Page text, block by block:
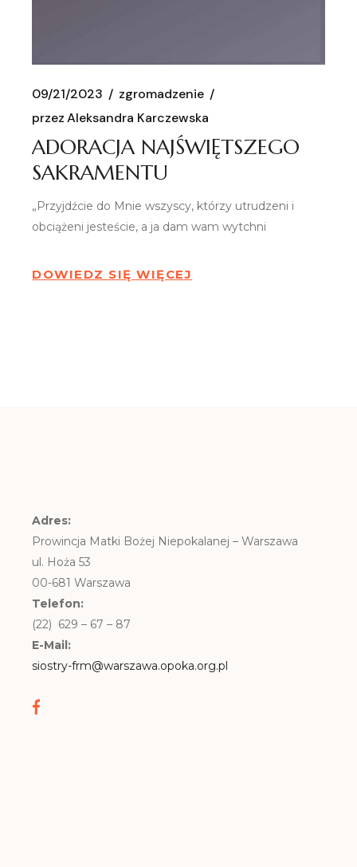
09/21/2023
zgromadzenie
przez Aleksandra Karczewska
ADORACJA NAJŚWIĘTSZEGO
SAKRAMENTU
„Przyjdźcie do Mnie wszyscy, którzy utrudzeni i
obciążeni jesteście, a ja dam wam wytchni
DOWIEDZ SIĘ WIĘCEJ
Adres:
Prowincja Matki Bożej Niepokalanej – Warszawa
ul. Hoża 53
00-681 Warszawa
Telefon:
(22) 629 – 67 – 87
E-Mail:
siostry-frm@warszawa.opoka.org.pl